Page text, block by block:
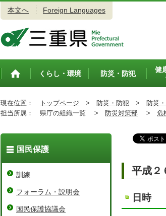
本文へ Foreign Languages
トップペ
くらし・環境 防災・防犯
健
現在位置： トップページ > 防災・防犯 > 防災
担当所属：
県庁の組織一覧 > 防災対策部 > 危
平成２
日時
国民保護
訓練
フォーラム・説明会
国民保護協議会